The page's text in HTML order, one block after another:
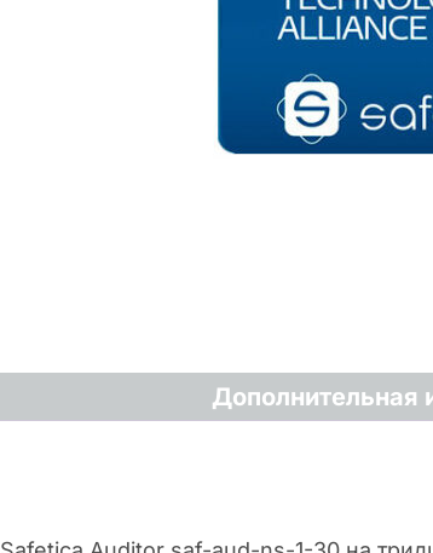
Дополнительная